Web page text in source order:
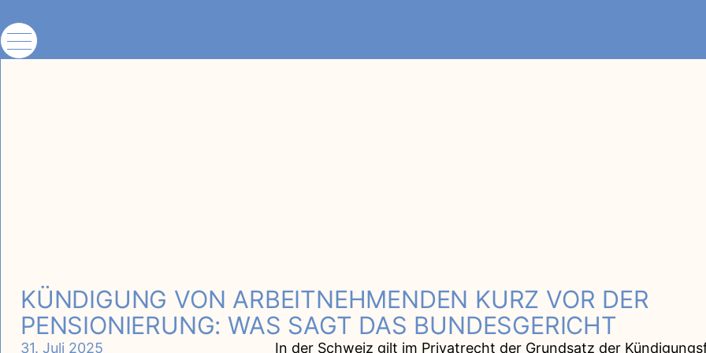
KÜNDIGUNG VON ARBEITNEHMENDEN KURZ VOR DER
PENSIONIERUNG: WAS SAGT DAS BUNDESGERICHT
31. Juli 2025
In der Schweiz gilt im Privatrecht der Grundsatz der